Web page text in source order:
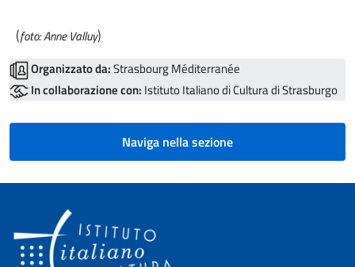
(foto: Anne Valluy)
Organizzato da:Strasbourg Méditerranée
In collaborazione con: Istituto Italiano di Cultura di Strasburgo
Naviga nella sezione